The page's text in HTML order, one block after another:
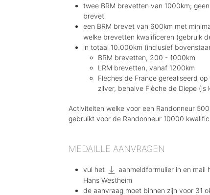
twee BRM brevetten van 1000km;
brevet
een BRM brevet van 600km met
welke brevetten kwalificeren (gebruik
in totaal 10.000km (inclusief
BRM brevetten, 200 - 1000km
LRM brevetten, vanaf 1200km
Fleches de France gerealiseerd
zilver, behalve Flèche de Diepe
Activiteiten welke voor een Randonneur
gebruikt voor de Randonneur 10000
MEDAILLE AANVRAGEN
vul het aanmeldformulier in en mail
Hans Westheim
de aanvraag moet binnen zijn voor 31